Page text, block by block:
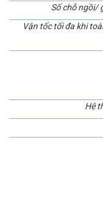
Số chỗ ngồi/
Vận tốc tối đa khi
Hệ